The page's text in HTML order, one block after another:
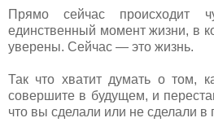
Прямо сейчас происходит
единственный момент жизни, в
уверены. Сейчас — это жизнь.
Так что хватит думать о том,
совершите в будущем, и
что вы сделали или не сделали